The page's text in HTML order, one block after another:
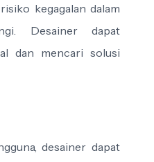
kegagalan dalam
Desainer dapat
dan mencari solusi
desainer dapat